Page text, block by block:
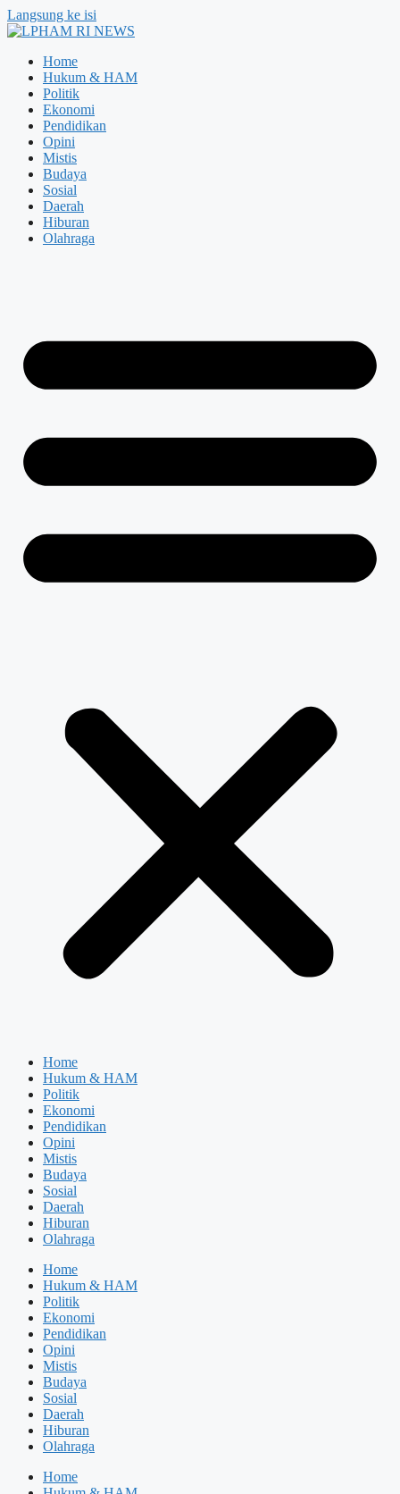
Langsung ke isi
Home
Hukum & HAM
Politik
Ekonomi
Pendidikan
Opini
Mistis
Budaya
Sosial
Daerah
Hiburan
Olahraga
Home
Hukum & HAM
Politik
Ekonomi
Pendidikan
Opini
Mistis
Budaya
Sosial
Daerah
Hiburan
Olahraga
Home
Hukum & HAM
Politik
Ekonomi
Pendidikan
Opini
Mistis
Budaya
Sosial
Daerah
Hiburan
Olahraga
Home